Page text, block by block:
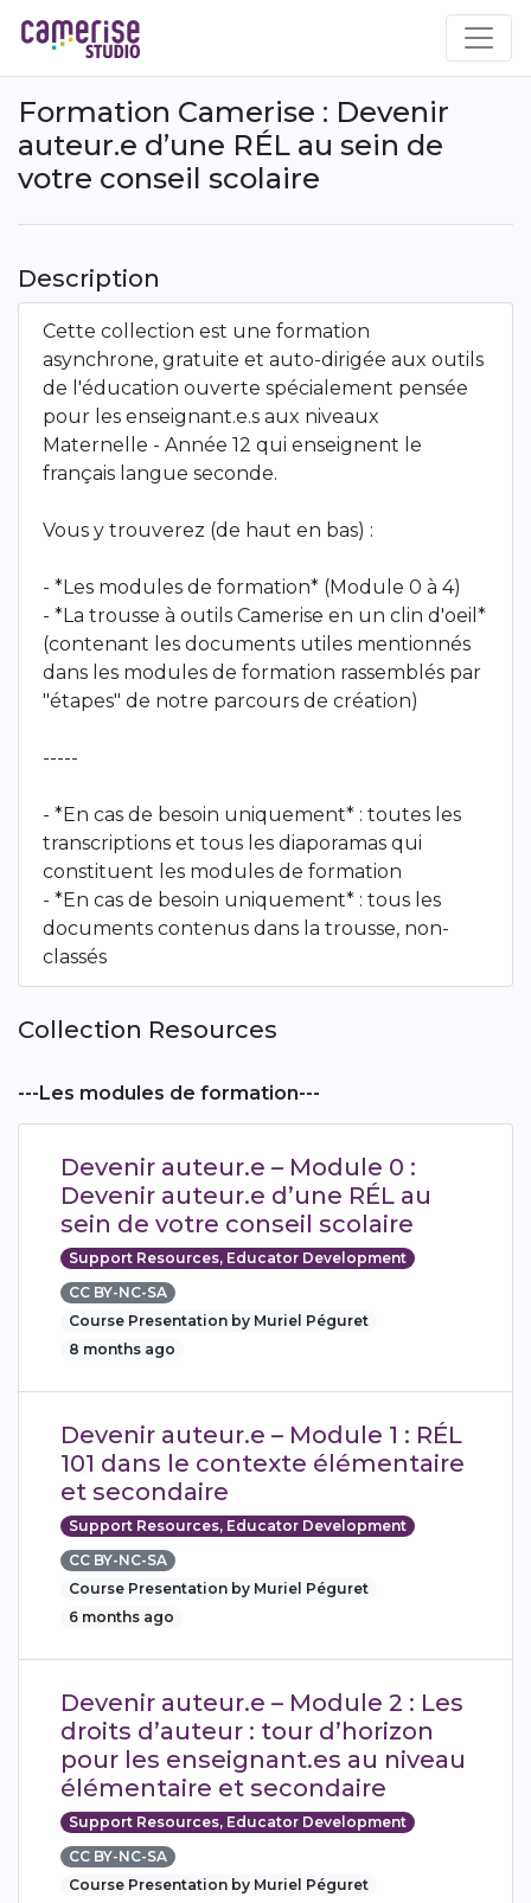
main
content
Formation Camerise : Devenir
auteur.e d’une RÉL au sein de
votre conseil scolaire
Description
Cette collection est une formation
asynchrone, gratuite et auto-dirigée aux outils
de l'éducation ouverte spécialement pensée
pour les enseignant.e.s aux niveaux
Maternelle - Année 12 qui enseignent le
français langue seconde.
Vous y trouverez (de haut en bas) :
- *Les modules de formation* (Module 0 à 4)
- *La trousse à outils Camerise en un clin d'oeil*
(contenant les documents utiles mentionnés
dans les modules de formation rassemblés par
"étapes" de notre parcours de création)
-----
- *En cas de besoin uniquement* : toutes les
transcriptions et tous les diaporamas qui
constituent les modules de formation
- *En cas de besoin uniquement* : tous les
documents contenus dans la trousse, non-
classés
Collection Resources
---Les modules de formation---
Devenir auteur.e – Module 0 :
Devenir auteur.e d’une RÉL au
sein de votre conseil scolaire
Support Resources, Educator Development
CC BY-NC-SA
Course Presentation by Muriel Péguret
8 months ago
Devenir auteur.e – Module 1 : RÉL
101 dans le contexte élémentaire
et secondaire
Support Resources, Educator Development
CC BY-NC-SA
Course Presentation by Muriel Péguret
6 months ago
Devenir auteur.e – Module 2 : Les
droits d’auteur : tour d’horizon
pour les enseignant.es au niveau
élémentaire et secondaire
Support Resources, Educator Development
CC BY-NC-SA
Course Presentation by Muriel Péguret